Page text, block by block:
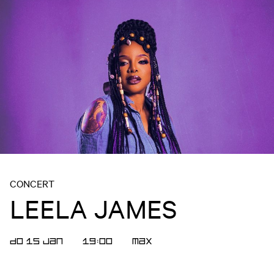
CONCERT
LEELA JAMES
DO 15 JAN 19:00 MAX